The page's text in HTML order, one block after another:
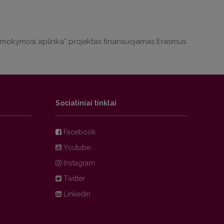
aplinka“ projektas finansuojamas Erasmus
Socialiniai tinklai
Facebook
Youtube
Instagram
Twitter
Linkedin